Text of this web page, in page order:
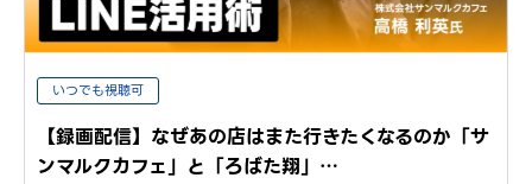
いつでも視聴可
【録画配信】なぜあの店はまた行きたくなるのか「サ
ンマルクカフェ」と「ろばた翔」…